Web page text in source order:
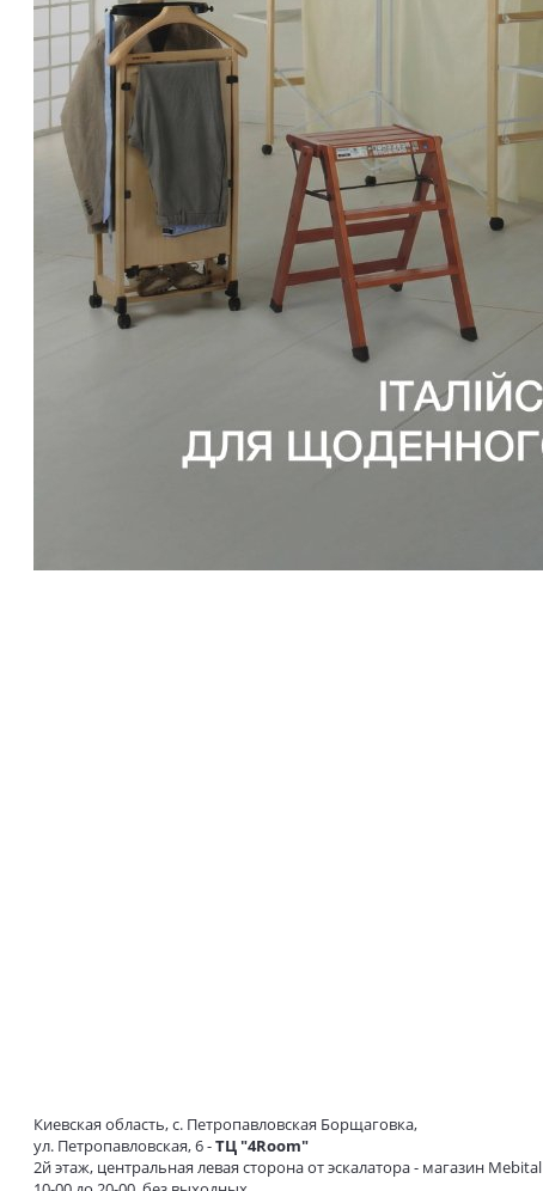
Киевская область, с. Петропавловская Борщаговка,
ул. Петропавловская, 6 -ТЦ "4Room"
2й этаж, центральная левая сторона от эскалатора - магазин Mebital